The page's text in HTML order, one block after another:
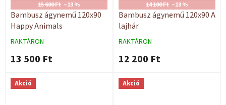
15 600 Ft –13 %
Bambusz ágynemű 120x90
Happy Animals
RAKTÁRON
13 500 Ft
14 100 Ft –13 %
Bambusz ágynemű 120x90 A
lajhár
RAKTÁRON
12 200 Ft
Akció Akció